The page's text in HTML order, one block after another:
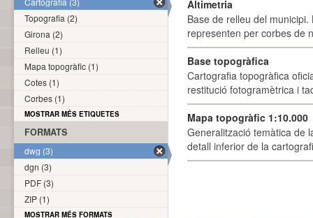
Altimetria
Base de relleu del
representen per corbes de
Base topogràfica
Cartografia topogràfica
restitució fotogramètrica i
Mapa topogràfic 1:10.000
Generalització temàtica de
detall inferior de la
Topografia (2)
Girona (2)
Relleu (1)
Mapa topogràfic (1)
Cotes (1)
Corbes (1)
MOSTRAR MÉS ETIQUETES
FORMATS
dwg (3)
dgn (3)
PDF (3)
ZIP (1)
MOSTRAR MÉS FORMATS